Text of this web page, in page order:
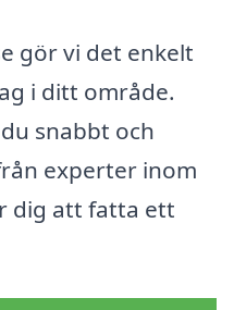
gör vi det enkelt
i ditt område.
snabbt och
experter inom
dig att fatta ett